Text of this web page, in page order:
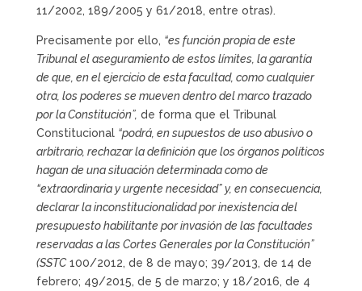
11/2002, 189/2005 y 61/2018, entre otras).
Precisamente por ello, “es función propia de este
Tribunal el aseguramiento de estos límites, la garantía
de que, en el ejercicio de esta facultad, como cualquier
otra, los poderes se mueven dentro del marco trazado
por la Constitución”, de forma que el Tribunal
Constitucional “podrá, en supuestos de uso abusivo o
arbitrario, rechazar la definición que los órganos políticos
hagan de una situación determinada como de
“extraordinaria y urgente necesidad” y, en consecuencia,
declarar la inconstitucionalidad por inexistencia del
presupuesto habilitante por invasión de las facultades
reservadas a las Cortes Generales por la Constitución”
(SSTC100/2012, de 8 de mayo; 39/2013, de 14 de
febrero; 49/2015, de 5 de marzo; y 18/2016, de 4